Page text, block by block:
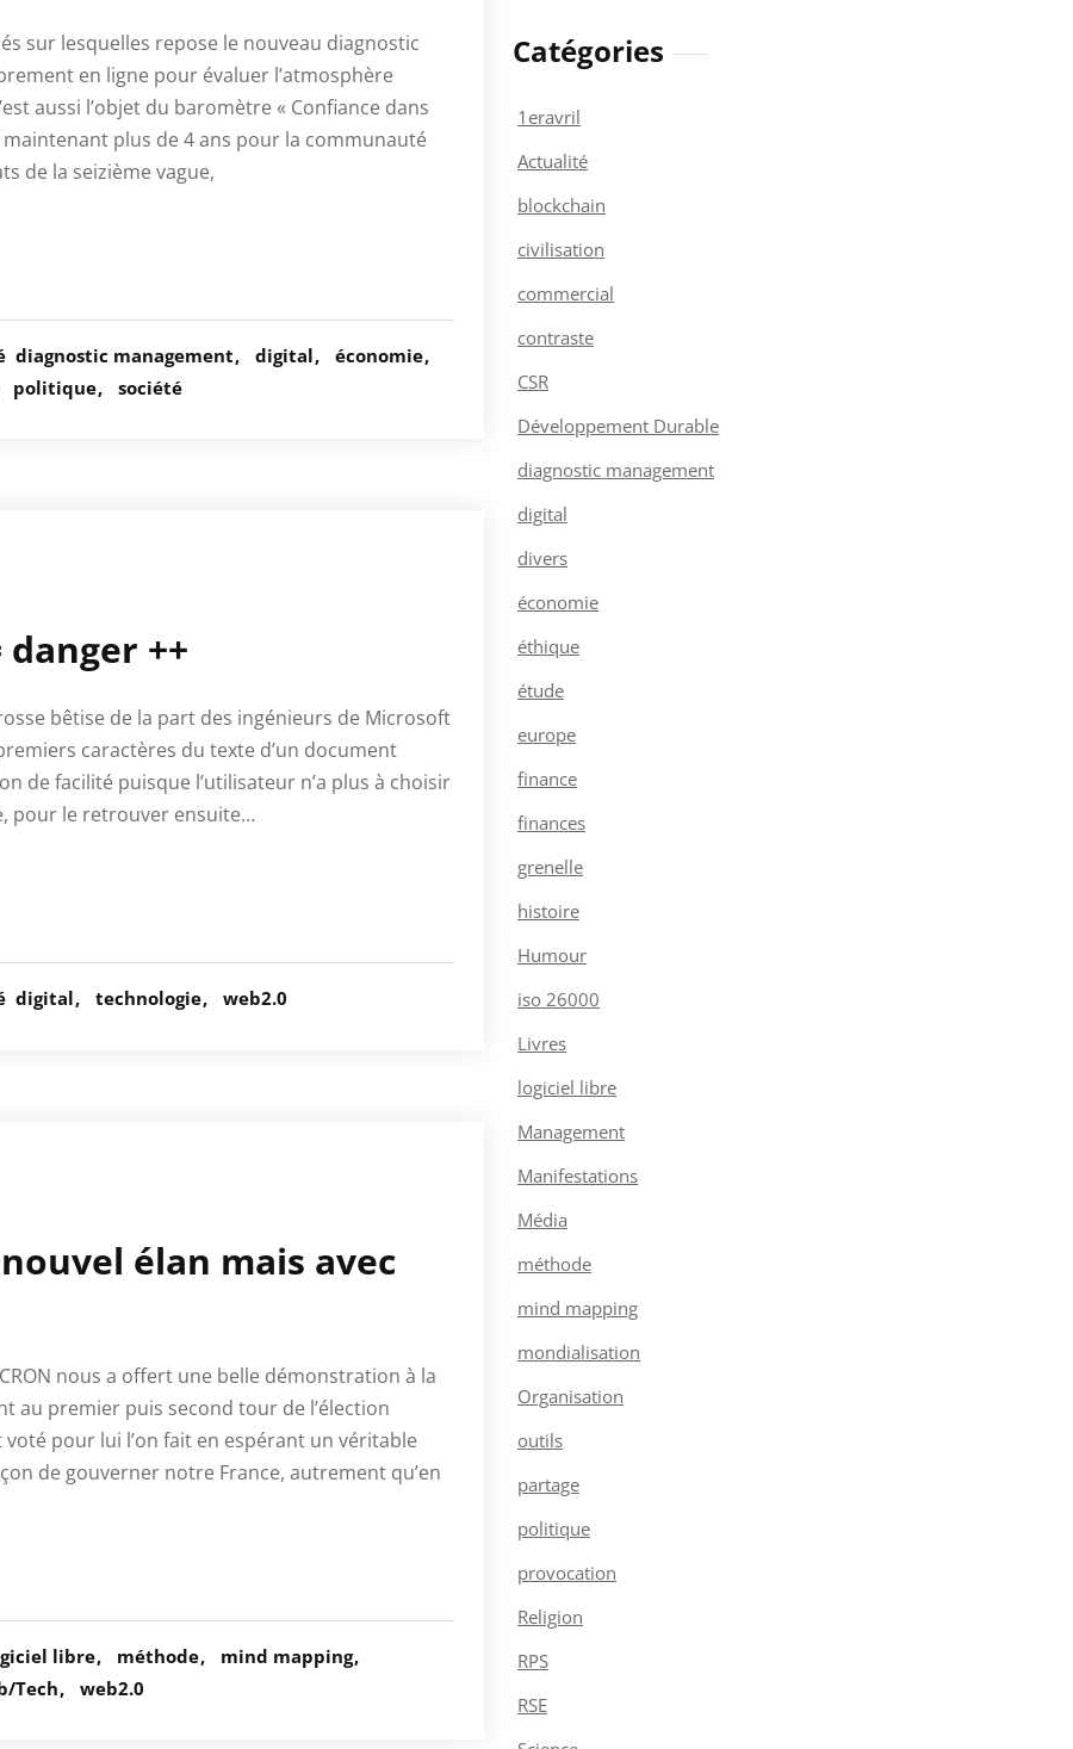
sur lesquelles repose le nouveau diagnostic
en ligne pour évaluer l’atmosphère
aussi l’objet du baromètre « Confiance dans
maintenant plus de 4 ans pour la communauté
de la seizième vague,
diagnostic management digital
économie
politique société
++
bêtise de la part des ingénieurs de Microsoft
caractères du texte d’un document
de facilité puisque l’utilisateur n’a plus à choisir
pour le retrouver ensuite…
digital technologie web2.0
élan mais avec
nous a offert une belle démonstration à la
au premier puis second tour de l’élection
pour lui l’on fait en espérant un véritable
de gouverner notre France, autrement qu’en
libre méthode
mind mapping
Tech web2.0
Catégories
1eravril
Actualité
blockchain
civilisation
commercial
contraste
CSR
Développement Durable
diagnostic management
digital
divers
économie
éthique
étude
europe
finance
finances
grenelle
histoire
Humour
iso 26000
Livres
logiciel libre
Management
Manifestations
Média
méthode
mind mapping
mondialisation
Organisation
outils
partage
politique
provocation
Religion
RPS
RSE